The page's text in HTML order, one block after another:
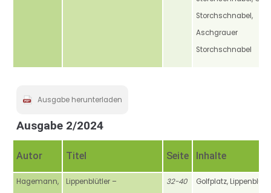
Storchschnabel,
Aschgrauer
Storchschnabel
Ausgabe herunterladen
Ausgabe 2/2024
Autor Titel Seite Inhalte
Hagemann,
Lippenblütler –
32-40
Golfplatz,